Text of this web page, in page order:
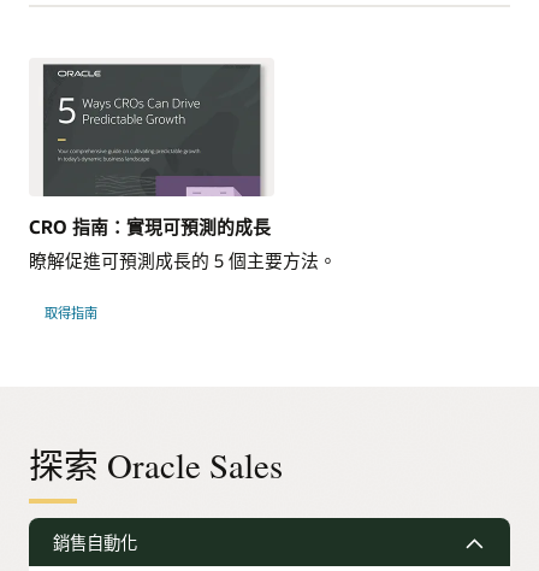
CRO 指南：實現可預測的成長
瞭解促進可預測成長的 5 個主要方法。
取得指南
探索 Oracle Sales
銷售自動化